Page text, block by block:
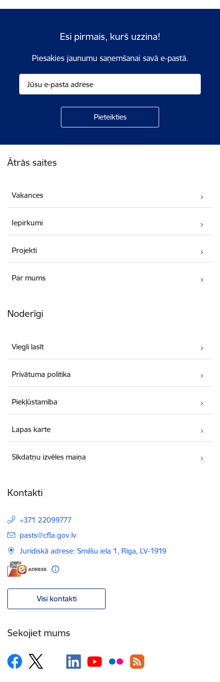
Esi pirmais, kurš uzzina!
Piesakies jaunumu saņemšanai savā e-pastā.
Ātrās saites
Vakances
Iepirkumi
Projekti
Par mums
Noderīgi
Viegli lasīt
Privātuma politika
Piekļūstamība
Lapas karte
Sīkdatņu izvēles maiņa
Kontakti
+371 22099777
E-pasts:
pasts@cfla.gov.lv
Juridiskā adrese: Smilšu iela 1, Rīga, LV-1919
Visi kontakti
Sekojiet mums